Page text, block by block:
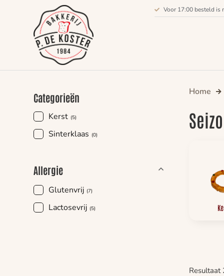
Voor 17:00 besteld is
Categorieën
Kerst (5)
Sinterklaas (0)
Allergie
Glutenvrij (7)
Lactosevrij (5)
Home